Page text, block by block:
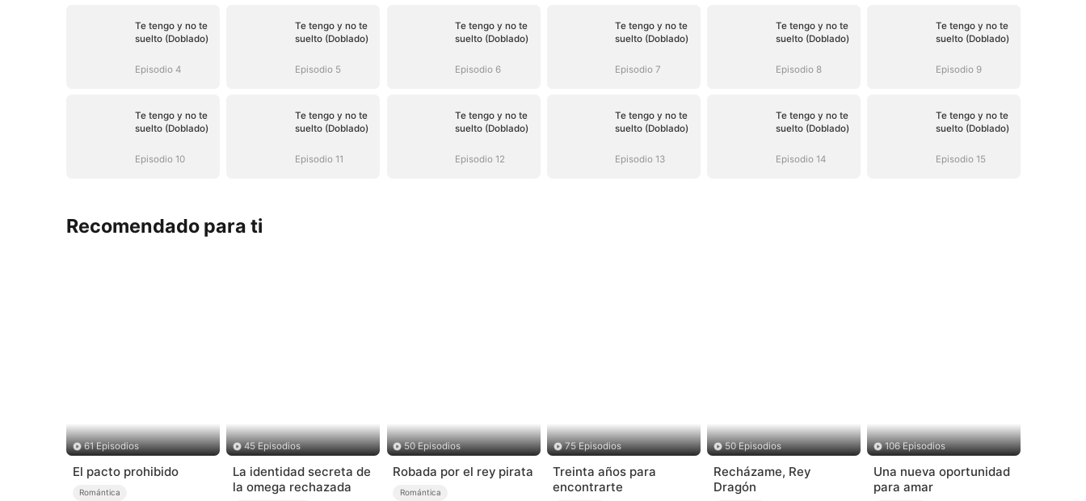
Te tengo y no te
suelto (Doblado)
Episodio 4
Te tengo y no te
suelto (Doblado)
Episodio 5
Te tengo y no te
suelto (Doblado)
Episodio 6
Te tengo y no te
suelto (Doblado)
Episodio 7
Te tengo y no te
suelto (Doblado)
Episodio 8
Te tengo y no te
suelto (Doblado)
Episodio 9
Te tengo y no te
suelto (Doblado)
Episodio 10
Te tengo y no te
suelto (Doblado)
Episodio 11
Te tengo y no te
suelto (Doblado)
Episodio 12
Te tengo y no te
suelto (Doblado)
Episodio 13
Te tengo y no te
suelto (Doblado)
Episodio 14
Te tengo y no te
suelto (Doblado)
Episodio 15
Recomendado para ti
61 Episodios
El pacto prohibido
Romántica
45 Episodios
La identidad secreta de
la omega rechazada
50 Episodios
Robada por el rey pirata
Romántica
75 Episodios
Treinta años para
encontrarte
50 Episodios
Recházame, Rey
Dragón
106 Episodios
Una nueva oportunidad
para amar